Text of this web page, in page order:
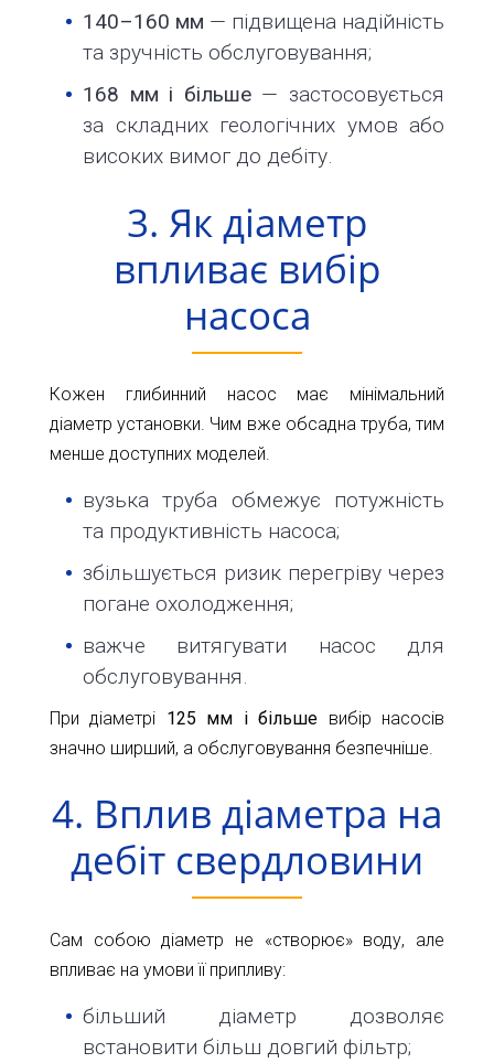
140–160 мм — підвищена надійність
та зручність обслуговування;
168 мм і більше— застосовується
за складних геологічних умов або
високих вимог до дебіту.
3. Як діаметр
впливає вибір
насоса
Кожен глибинний насос має мінімальний
діаметр установки. Чим вже обсадна труба, тим
менше доступних моделей.
вузька труба обмежує потужність
та продуктивність насоса;
збільшується ризик перегріву через
погане охолодження;
важче витягувати насос для
обслуговування.
При діаметрі 125 мм і більше вибір насосів
значно ширший, а обслуговування безпечніше.
4. Вплив діаметра на
дебіт свердловини
Сам собою діаметр не «створює» воду, але
впливає на умови її припливу:
більший діаметр дозволяє
встановити більш довгий фільтр;